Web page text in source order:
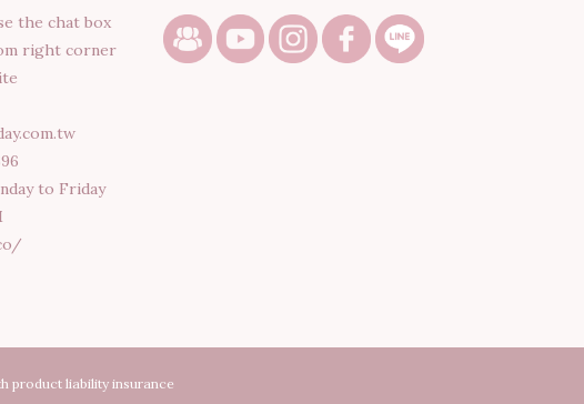
the chat box
right corner
to Friday
product liability insurance